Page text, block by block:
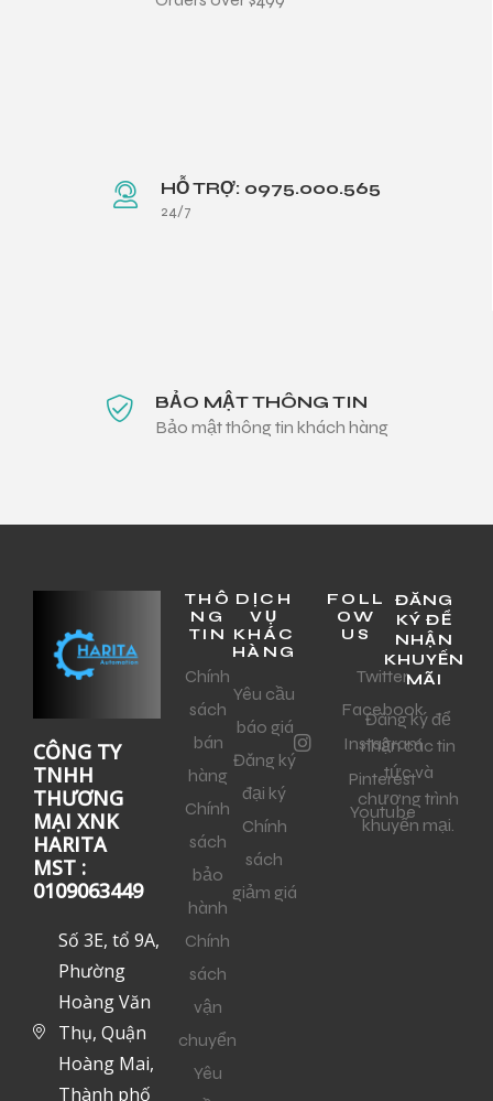
HỖ TRỢ: 0975.000.565
24/7
BẢO MẬT THÔNG TIN
Bảo mật thông tin khách hàng
CÔNG TY
TNHH
THƯƠNG
MẠI XNK
HARITA
MST :
0109063449
Số 3E, tổ 9A,
Phường
Hoàng Văn
Thụ, Quận
Hoàng Mai,
Thành phố
THÔ
NG
TIN
Chính
sách
bán
hàng
Chính
sách
bảo
hành
Chính
sách
vận
chuyển
Yêu
DỊCH
VỤ
KHÁC
HÀNG
Yêu cầu
báo giá
Đăng ký
đại ký
Chính
sách
giảm giá
FOLL
OW
US
Twitter
Facebook
Instagram
Pinterest
Youtube
ĐĂNG
KÝ ĐỂ
NHẬN
KHUYẾN
MÃI
Đăng ký để
nhận các tin
tức và
chương trình
khuyến mại.